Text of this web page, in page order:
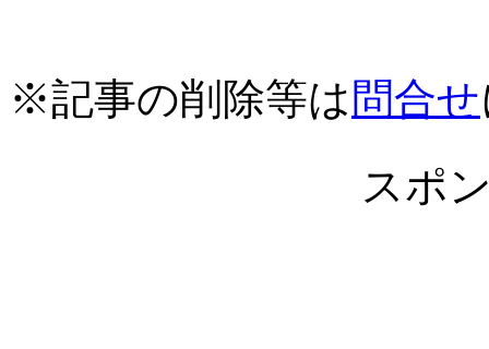
※記事の削除等は 問合せ
スポ